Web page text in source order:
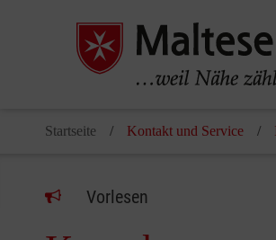
Startseite Kontakt und Service
Vorlesen